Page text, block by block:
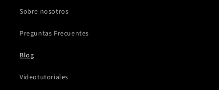
Sobre nosotros
Preguntas Frecuentes
Blog
Videotutoriales